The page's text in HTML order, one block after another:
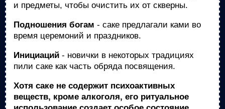
и предметы, чтобы очистить их от скверны.
Подношения богам - саке предлагали ками во
время церемоний и праздников.
Инициаций - новички в некоторых традициях
пили саке как часть обряда посвящения.
Хотя саке не содержит психоактивных
веществ, кроме алкоголя, его ритуальное